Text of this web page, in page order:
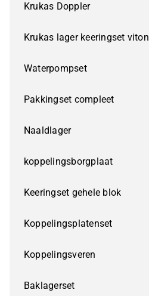
Krukas Doppler
Krukas lager keeringset viton
Waterpompset
Pakkingset compleet
Naaldlager
koppelingsborgplaat
Keeringset gehele blok
Koppelingsplatenset
Koppelingsveren
Baklagerset